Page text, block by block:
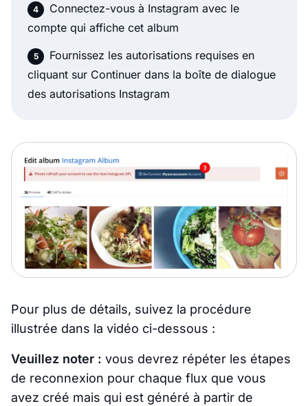
Connectez-vous à Instagram avec le
compte qui affiche cet album
Fournissez les autorisations requises en
cliquant sur Continuer dans la boîte de dialogue
des autorisations Instagram
Pour plus de détails, suivez la procédure
illustrée dans la vidéo ci-dessous :
Veuillez noter : vous devrez répéter les étapes
de reconnexion pour chaque flux que vous
avez créé mais qui est généré à partir de